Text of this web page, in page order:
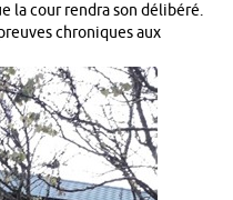
la cour rendra son délibéré.
chroniques aux